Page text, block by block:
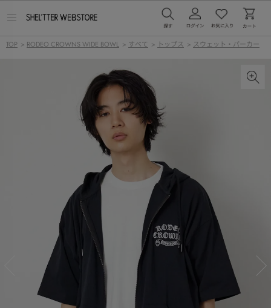
ー
TOP > RODEO CROWNS WIDE BOWL > すべて > トップス > スウェット・パーカー